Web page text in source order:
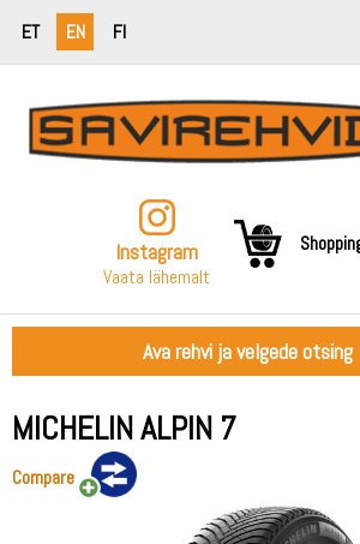
ET EN FI
Instagram
Vaata lähemalt
Ava rehvi ja velgede otsing
MICHELIN ALPIN 7
Compare